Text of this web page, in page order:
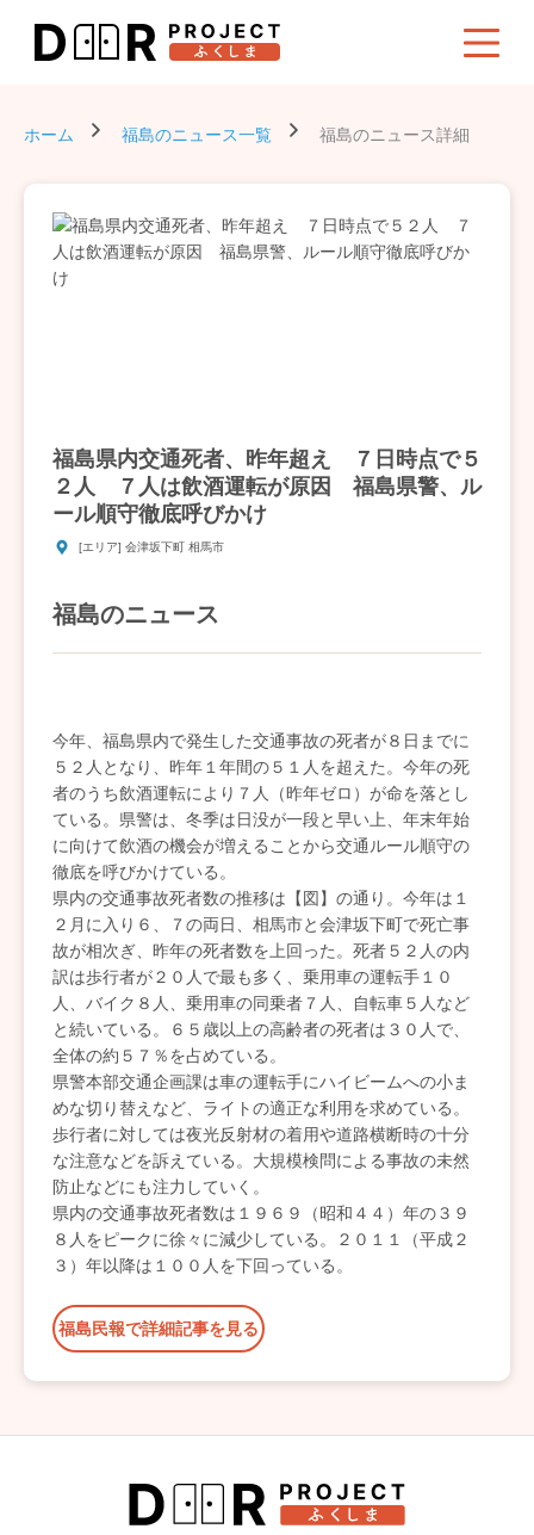
ホーム 福島のニュース一覧 福島のニュース詳細
福島県内交通死者、昨年超え ７日時点で５
２人 ７人は飲酒運転が原因 福島県警、ル
ール順守徹底呼びかけ
[エリア] 会津坂下町 相馬市
福島のニュース
今年、福島県内で発生した交通事故の死者が８日までに
５２人となり、昨年１年間の５１人を超えた。今年の死
者のうち飲酒運転により７人（昨年ゼロ）が命を落とし
ている。県警は、冬季は日没が一段と早い上、年末年始
に向けて飲酒の機会が増えることから交通ルール順守の
徹底を呼びかけている。
県内の交通事故死者数の推移は【図】の通り。今年は１
２月に入り６、７の両日、相馬市と会津坂下町で死亡事
故が相次ぎ、昨年の死者数を上回った。死者５２人の内
訳は歩行者が２０人で最も多く、乗用車の運転手１０
人、バイク８人、乗用車の同乗者７人、自転車５人など
と続いている。６５歳以上の高齢者の死者は３０人で、
全体の約５７％を占めている。
県警本部交通企画課は車の運転手にハイビームへの小ま
めな切り替えなど、ライトの適正な利用を求めている。
歩行者に対しては夜光反射材の着用や道路横断時の十分
な注意などを訴えている。大規模検問による事故の未然
防止などにも注力していく。
県内の交通事故死者数は１９６９（昭和４４）年の３９
８人をピークに徐々に減少している。２０１１（平成２
３）年以降は１００人を下回っている。
福島民報で詳細記事を見る